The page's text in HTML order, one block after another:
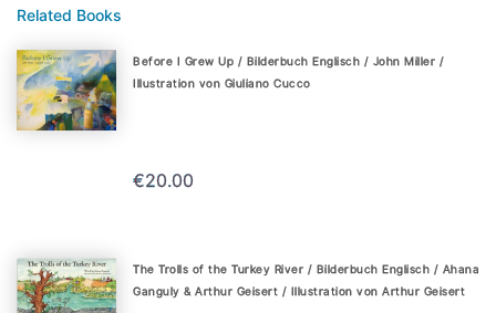
Related Books
Before I Grew Up / Bilderbuch Englisch / John Miller /
Illustration von Giuliano Cucco
€20.00
The Trolls of the Turkey River / Bilderbuch Englisch / Ahana
Ganguly & Arthur Geisert / Illustration von Arthur Geisert